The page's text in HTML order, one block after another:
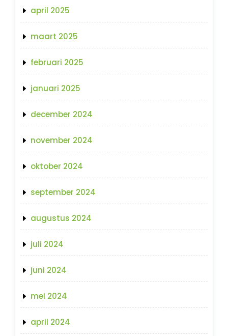
april 2025
maart 2025
februari 2025
januari 2025
december 2024
november 2024
oktober 2024
september 2024
augustus 2024
juli 2024
juni 2024
mei 2024
april 2024